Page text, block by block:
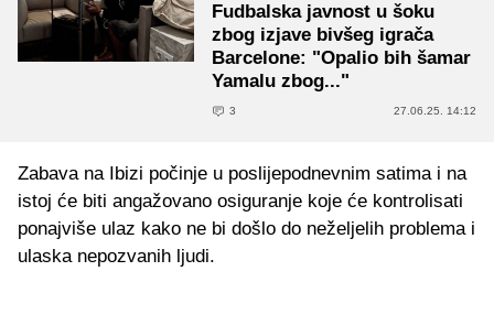
Fudbalska javnost u šoku
zbog izjave bivšeg igrača
Barcelone: "Opalio bih šamar
Yamalu zbog..."
3 27.06.25. 14:12
Zabava na Ibizi počinje u poslijepodnevnim satima i na
istoj će biti angažovano osiguranje koje će kontrolisati
ponajviše ulaz kako ne bi došlo do neželjelih problema i
ulaska nepozvanih ljudi.